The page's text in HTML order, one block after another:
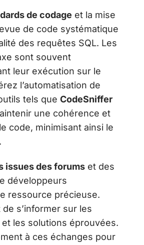
de codage et la mise
de code systématique
des requêtes SQL. Les
sont souvent
leur exécution sur le
l’automatisation de
tels que CodeSniffer
une cohérence et
code, minimisant ainsi le
issues des forums et des
développeurs
ressource précieuse.
s’informer sur les
les solutions éprouvées.
à ces échanges pour